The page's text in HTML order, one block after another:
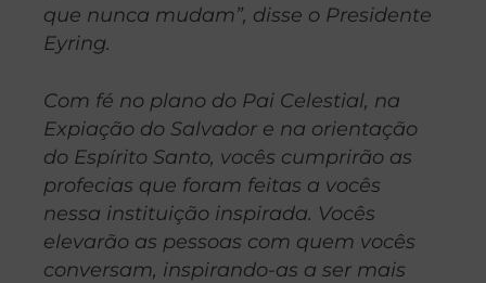
que nunca mudam”, disse o Presidente
Eyring.
Com fé no plano do Pai Celestial, na
Expiação do Salvador e na orientação
do Espírito Santo, vocês cumprirão as
profecias que foram feitas a vocês
nessa instituição inspirada. Vocês
elevarão as pessoas com quem vocês
conversam, inspirando-as a ser mais